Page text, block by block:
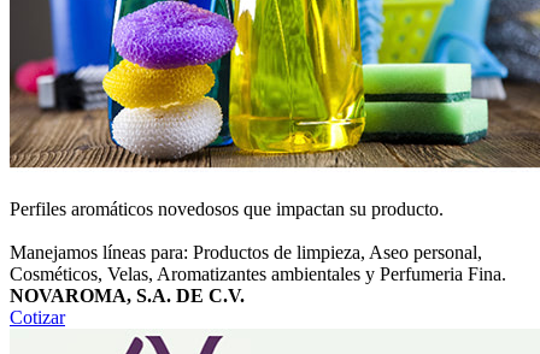
Perfiles aromáticos novedosos que impactan su producto.
Manejamos líneas para: Productos de limpieza, Aseo personal,
Cosméticos, Velas, Aromatizantes ambientales y Perfumeria Fina.
NOVAROMA, S.A. DE C.V.
Cotizar